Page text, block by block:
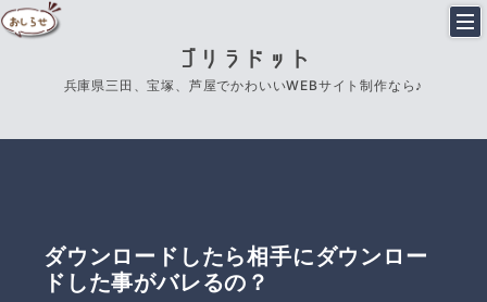
ゴリラドット
兵庫県三田、宝塚、芦屋でかわいいWEBサイト制作なら♪
ダウンロードしたら相手にダウンロー
ドした事がバレるの？